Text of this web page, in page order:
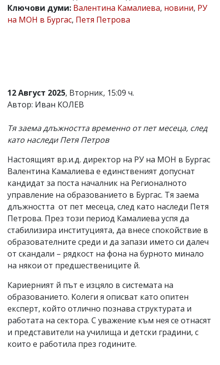
Коментарите
под
не
отговорност
тях!
откриете
за
вас
моля
сигнализирайте
ни!
Ключови думи: Валентина Камалиева, новини, РУ
на МОН в Бургас, Петя Петрова
12 Август 2025, Вторник, 15:09 ч.
Автор: Иван КОЛЕВ
Тя заема длъжността временно от пет месеца, след
като наследи Петя Петров
Настоящият вр.и.д. директор на РУ на МОН в Бургас
Валентина Камалиева е единственият допуснат
кандидат за поста началник на Регионалното
управление на образованието в Бургас. Тя заема
длъжността от пет месеца, след като наследи Петя
Петрова. През този период Камалиева успя да
стабилизира институцията, да внесе спокойствие в
образователните среди и да запази името си далеч
от скандали – рядкост на фона на бурното минало
на някои от предшествениците й.
Кариерният й път е изцяло в системата на
образованието. Колеги я описват като опитен
експерт, който отлично познава структурата и
работата на сектора. С уважение към нея се отнасят
и представители на училища и детски градини, с
които е работила през годините.